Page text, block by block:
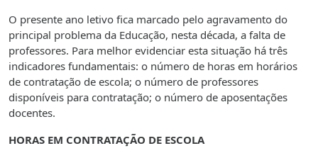
O presente ano letivo fica marcado pelo agravamento do
principal problema da Educação, nesta década, a falta de
professores. Para melhor evidenciar esta situação há três
indicadores fundamentais: o número de horas em horários
de contratação de escola; o número de professores
disponíveis para contratação; o número de aposentações
docentes.
HORAS EM CONTRATAÇÃO DE ESCOLA